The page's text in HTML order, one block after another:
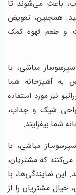
باعث می‌شوند تا
همچنین، تعویض
و طعم قهوه کمک
مباشی، با
به آشپزخانه شما
نیز مورد استفاده
طراحی شیک و جذاب،
شما بیفزایند.
مباشی، با
که مشتریان،
نمایندگی‌ها، با
خیال مشتریان را از